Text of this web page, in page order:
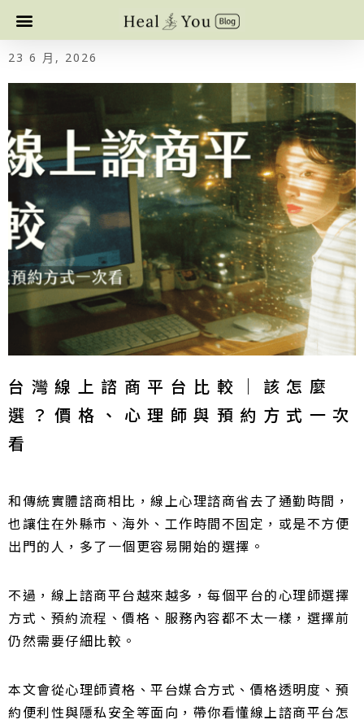
23 6 月, 2026
台灣線上諮商平台比較｜該怎麼
選？價格、心理師與預約方式一次
看
和傳統實體諮商相比，線上心理諮商省去了通勤時間，
也讓住在外縣市、海外、工作時間不固定，或是不方便
出門的人，多了一個更容易開始的選擇。
不過，線上諮商平台越來越多，每個平台的心理師選擇
方式、預約流程、價格、服務內容都不太一樣，選擇前
仍然需要仔細比較。
本文會從心理師資格、平台媒合方式、價格透明度、預
約便利性與隱私安全等面向，帶你看懂線上諮商平台怎